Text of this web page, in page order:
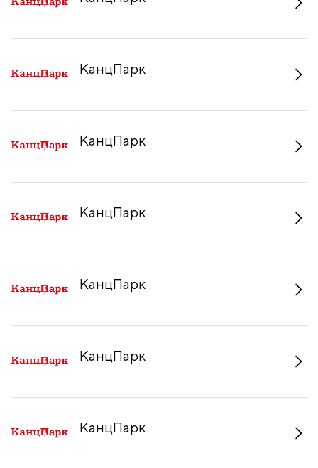
КанцПарк
КанцПарк
КанцПарк
КанцПарк
КанцПарк
КанцПарк